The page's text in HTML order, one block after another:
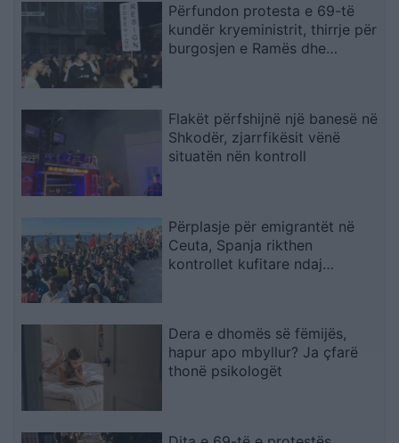
Përfundon protesta e 69-të
kundër kryeministrit, thirrje për
burgosjen e Ramës dhe
Flakët përfshijnë një banesë në
Shkodër, zjarrfikësit vënë
situatën nën kontroll
Përplasje për emigrantët në
Ceuta, Spanja rikthen
kontrollet kufitare ndaj
Dera e dhomës së fëmijës,
hapur apo mbyllur? Ja çfarë
thonë psikologët